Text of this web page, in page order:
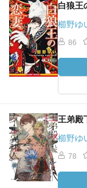
白狼王
櫛野ゆ
86
王弟殿
櫛野ゆ
78